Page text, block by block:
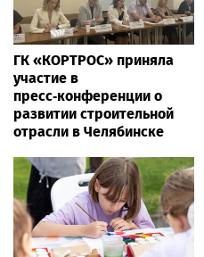
ГК «КОРТРОС» приняла
участие в
пресс‑конференции о
развитии строительной
отрасли в Челябинске